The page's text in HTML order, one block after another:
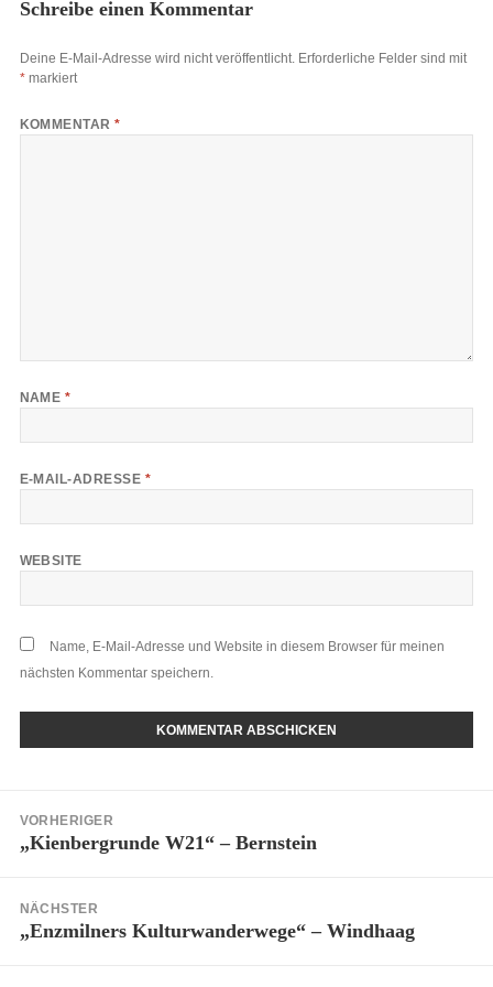
Schreibe einen Kommentar
Deine E-Mail-Adresse wird nicht veröffentlicht. Erforderliche Felder sind mit
*markiert
KOMMENTAR*
NAME *
E-MAIL-ADRESSE *
WEBSITE
Name, E-Mail-Adresse und Website in diesem Browser für meinen
nächsten Kommentar speichern.
VORHERIGER
„Kienbergrunde W21“ – Bernstein
NÄCHSTER
„Enzmilners Kulturwanderwege“ – Windhaag